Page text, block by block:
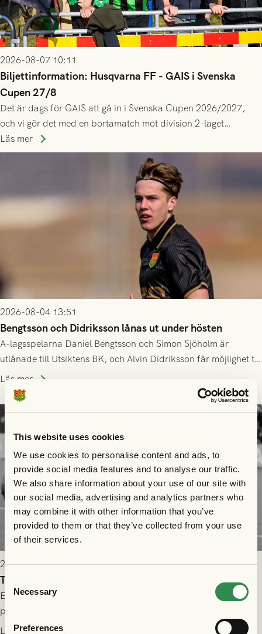
This website uses cookies
We use cookies to personalise content and ads, to
provide social media features and to analyse our traffic.
We also share information about your use of our site with
our social media, advertising and analytics partners who
may combine it with other information that you’ve
provided to them or that they’ve collected from your use
of their services.
Consent
Selection
Necessary
Preferences
2026-08-07 10:11
Biljettinformation: Husqvarna FF - GAIS i Svenska
Cupen 27/8
Det är dags för GAIS att gå in i Svenska Cupen 2026/2027,
och vi gör det med en bortamatch mot division 2-laget
Husqvarna FF. Häng med och stötta grönsvart på plats!
Läs mer
2026-08-04 13:51
Bengtsson och Didriksson lånas ut under hösten
A-lagsspelarna Daniel Bengtsson och Simon Sjöholm är
utlånade till Utsiktens BK, och Alvin Didriksson får möjlighet till
speltid i Hestrafors genom föreningssamarbete.
Läs mer
2026-07-31 13:30
Tung förlust i returmötet mot FC Nordsjælland
Efter segern på Gamla Ullevi väntade revanschsugna danskar
på Right to Dream Park, och den grönsvarta ledningen skulle
upphöra efter mindre än kvarten spelad. På lika mark visade
Läs mer